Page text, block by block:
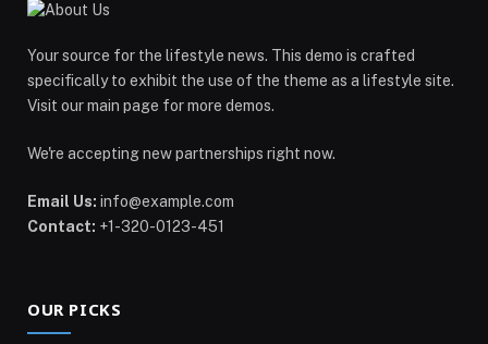
Your source for the lifestyle news. This demo is crafted
specifically to exhibit the use of the theme as a lifestyle site.
Visit our main page for more demos.
We're accepting new partnerships right now.
Email Us: info@example.com
Contact: +1-320-0123-451
OUR PICKS